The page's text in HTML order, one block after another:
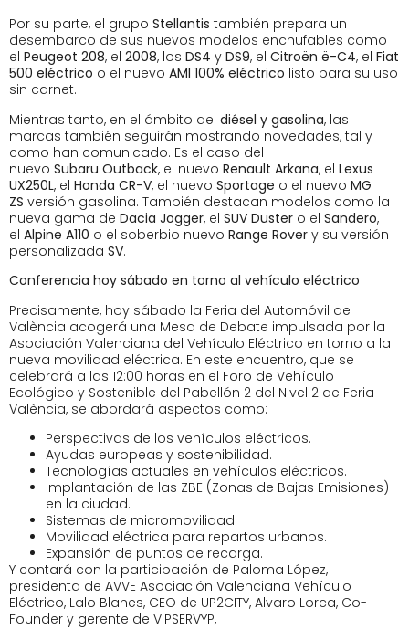
Por su parte, el grupo Stellantis también prepara un
desembarco de sus nuevos modelos enchufables como
el Peugeot 208, el 2008, los DS4 y DS9, el Citroën ë-C4, el Fiat
500 eléctrico o el nuevo AMI 100% eléctrico listo para su uso
sin carnet.
Mientras tanto, en el ámbito del diésel y gasolina, las
marcas también seguirán mostrando novedades, tal y
como han comunicado. Es el caso del
nuevo Subaru Outback, el nuevo Renault Arkana, el Lexus
UX250L, el Honda CR-V, el nuevo Sportage o el nuevo MG
ZS versión gasolina. También destacan modelos como la
nueva gama de Dacia Jogger, el SUV Duster o el Sandero,
el Alpine A110 o el soberbio nuevo Range Rover y su versión
personalizada SV.
Conferencia hoy sábado en torno al vehículo eléctrico
Precisamente, hoy sábado la Feria del Automóvil de
València acogerá una Mesa de Debate impulsada por la
Asociación Valenciana del Vehículo Eléctrico en torno a la
nueva movilidad eléctrica. En este encuentro, que se
celebrará a las 12:00 horas en el Foro de Vehículo
Ecológico y Sostenible del Pabellón 2 del Nivel 2 de Feria
València, se abordará aspectos como:
Perspectivas de los vehículos eléctricos.
Ayudas europeas y sostenibilidad.
Tecnologías actuales en vehículos eléctricos.
Implantación de las ZBE (Zonas de Bajas Emisiones)
en la ciudad.
Sistemas de micromovilidad.
Movilidad eléctrica para repartos urbanos.
Expansión de puntos de recarga.
Y contará con la participación de Paloma López,
presidenta de AVVE Asociación Valenciana Vehículo
Eléctrico, Lalo Blanes, CEO de UP2CITY, Alvaro Lorca, Co-
Founder y gerente de VIPSERVYP,